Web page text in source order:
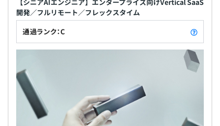
開発／フルリモート／フレックスタイム
通過ランク：C